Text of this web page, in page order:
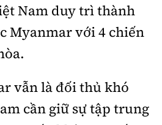
Nam duy trì thành
Myanmar với 4 chiến
vẫn là đối thủ khó
cần giữ sự tập trung